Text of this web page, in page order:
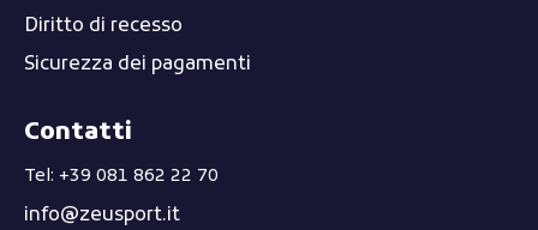
Diritto di recesso
Sicurezza dei pagamenti
Contatti
Tel: +39 081 862 22 70
info@zeusport.it